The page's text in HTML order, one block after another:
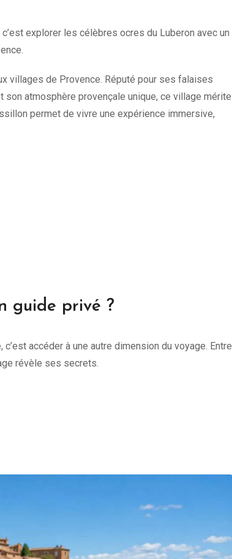
explorer les célèbres ocres du Luberon avec un
villages de Provence. Réputé pour ses falaises
atmosphère provençale unique, ce village mérite
permet de vivre une expérience immersive,
guide privé ?
accéder à une autre dimension du voyage. Entre
révèle ses secrets.